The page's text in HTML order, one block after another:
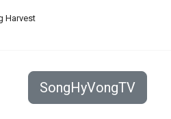
Harvest
SongHyVongTV